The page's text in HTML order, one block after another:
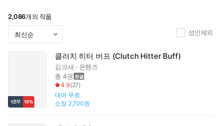
2,086개의 작품
성인제외
클러치 히터 버프 (Clutch Hitter Buff)
김크새
온핸즈
총 4권
4.9(27)
대여 무료
소장 2,700원